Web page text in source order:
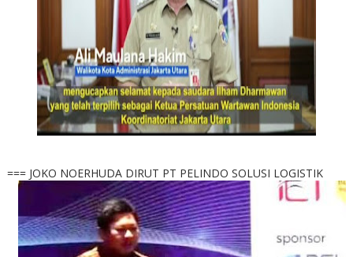
=== JOKO NOERHUDA DIRUT PT PELINDO SOLUSI LOGISTIK